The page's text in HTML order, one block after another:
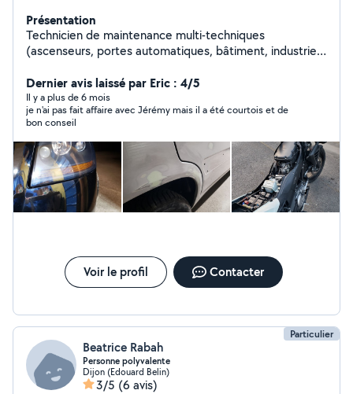
Présentation
Technicien de maintenance multi-techniques
(ascenseurs, portes automatiques, bâtiment, industrie)
quelques passes temps. (Motos, véhicules collections,
carrosserie etc...)
Dernier avis laissé par Eric : 4/5
Il y a plus de 6 mois
je n'ai pas fait affaire avec Jérémy mais il a été courtois et de
bon conseil
Voir le profil Contacter
Particulier
Beatrice Rabah
Personne polyvalente
Dijon (Edouard Belin)
3/5 (6 avis)